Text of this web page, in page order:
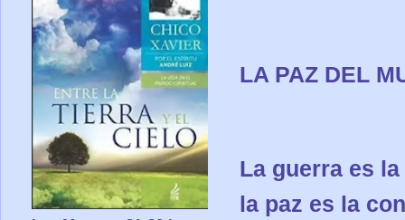
LA PAZ DEL
La guerra es
la paz es la